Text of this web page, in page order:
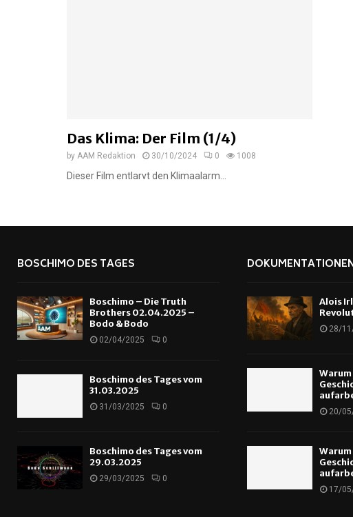
Das Klima: Der Film (1/4)
by AAM Redaktion 30/10/2024 0 1008
Dieser Film entlarvt den Klimaalarm...
BOSCHIMO DES TAGES
Boschimo – Die Truth
Brothers 02.04.2025 –
Bodo & Bodo
02/04/2025 0
Boschimo des Tages vom
31.03.2025
31/03/2025 0
Boschimo des Tages vom
29.03.2025
29/03/2025 0
Alois
28/
20/
17/